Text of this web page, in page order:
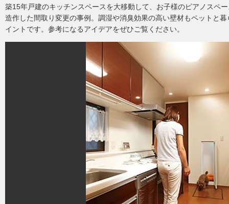
築15年戸建のキッチンスペースを大移動して、お子様のピアノスペ
造作した間取り変更の事例。調湿や消臭効果の高い壁材もペットと
イントです。参考になるアイデアをぜひご覧ください。